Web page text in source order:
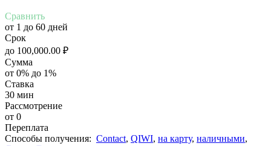
Сравнить
от 1 до 60 дней
Срок
до 100,000.00 ₽
Сумма
от 0% до 1%
Ставка
30 мин
Рассмотрение
от 0
Переплата
Cпособы получения: Contact, QIWI, на карту, наличными,